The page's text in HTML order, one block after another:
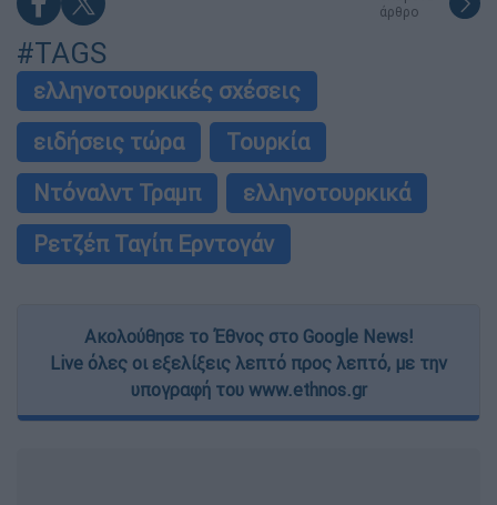
άρθρο
#TAGS
ελληνοτουρκικές σχέσεις
ειδήσεις τώρα
Τουρκία
Ντόναλντ Τραμπ
ελληνοτουρκικά
Ρετζέπ Ταγίπ Ερντογάν
Ακολούθησε το Έθνος στο Google News!
Live όλες οι εξελίξεις λεπτό προς λεπτό, με την
υπογραφή του www.ethnos.gr